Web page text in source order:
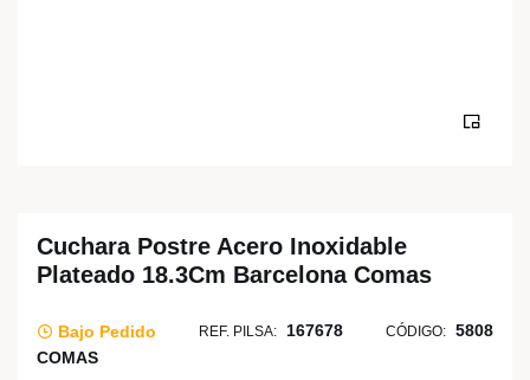
Cuchara Postre Acero Inoxidable
Plateado 18.3Cm Barcelona Comas
Bajo Pedido REF. PILSA: 167678 CÓDIGO: 5808
COMAS